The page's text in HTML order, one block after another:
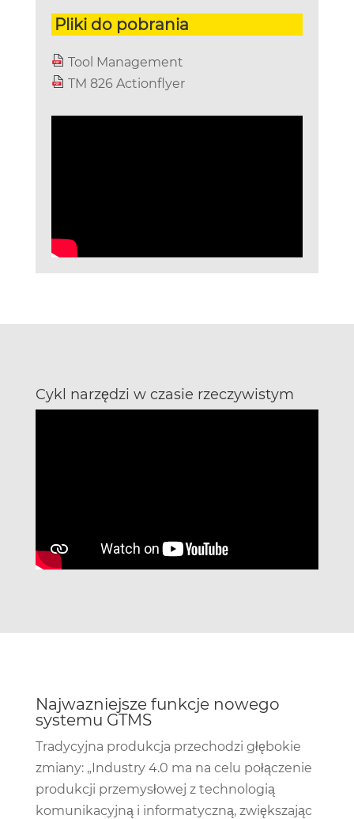
Pliki do pobrania
Tool Management
TM 826 Actionflyer
Cykl narzędzi w czasie rzeczywistym
Najwazniejsze funkcje nowego
systemu GTMS
Tradycyjna produkcja przechodzi głębokie
zmiany: „Industry 4.0 ma na celu połączenie
produkcji przemysłowej z technologią
komunikacyjną i informatyczną, zwiększając